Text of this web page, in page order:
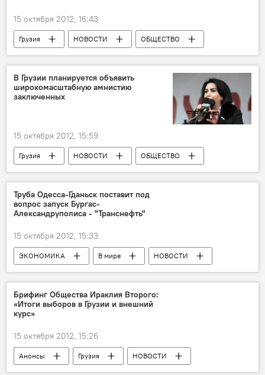
15 октября 2012, 16:43
Грузия НОВОСТИ ОБЩЕСТВО
В Грузии планируется объявить
широкомасштабную амнистию
заключенных
15 октября 2012, 15:59
Грузия НОВОСТИ ОБЩЕСТВО
Труба Одесса-Гданьск поставит под
вопрос запуск Бургас-
Александруполиса - "Транснефть"
15 октября 2012, 15:33
ЭКОНОМИКА В мире НОВОСТИ
Брифинг Общества Ираклия Второго:
«Итоги выборов в Грузии и внешний
курс»
15 октября 2012, 15:26
Анонсы Грузия НОВОСТИ